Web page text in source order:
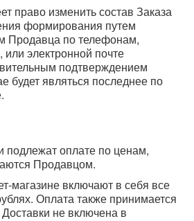
право изменить состав Заказа
формирования путем
Продавца по телефонам,
электронной почте
подтверждением
будет являться последнее по
подлежат оплате по ценам,
Продавцом.
магазине включают в себя все
Оплата также принимается
не включена в